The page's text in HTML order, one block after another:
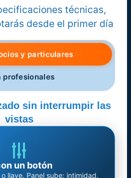
técnicas,
desde el primer día
y particulares
profesionales
sin interrumpir las
vistas
un botón
llave. Panel sube: intimidad.